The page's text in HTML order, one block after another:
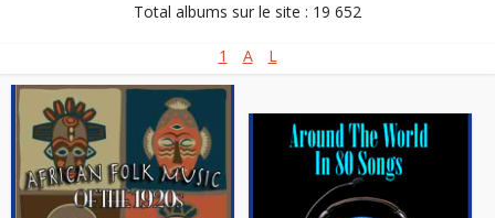
Total albums sur le site : 19 652
1 A L